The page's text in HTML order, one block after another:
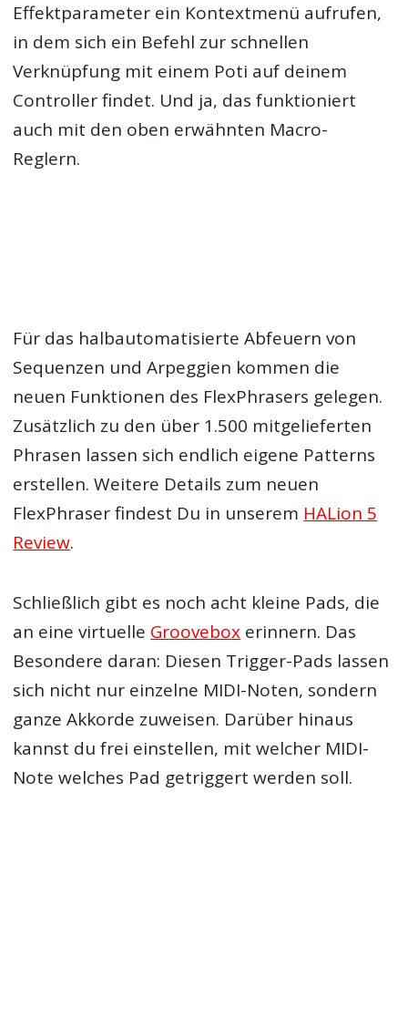
Effektparameter ein Kontextmenü aufrufen,
in dem sich ein Befehl zur schnellen
Verknüpfung mit einem Poti auf deinem
Controller findet. Und ja, das funktioniert
auch mit den oben erwähnten Macro-
Reglern.
Für das halbautomatisierte Abfeuern von
Sequenzen und Arpeggien kommen die
neuen Funktionen des FlexPhrasers gelegen.
Zusätzlich zu den über 1.500 mitgelieferten
Phrasen lassen sich endlich eigene Patterns
erstellen. Weitere Details zum neuen
FlexPhraser findest Du in unserem HALion 5
Review.
Schließlich gibt es noch acht kleine Pads, die
an eine virtuelle Groovebox erinnern. Das
Besondere daran: Diesen Trigger-Pads lassen
sich nicht nur einzelne MIDI-Noten, sondern
ganze Akkorde zuweisen. Darüber hinaus
kannst du frei einstellen, mit welcher MIDI-
Note welches Pad getriggert werden soll.